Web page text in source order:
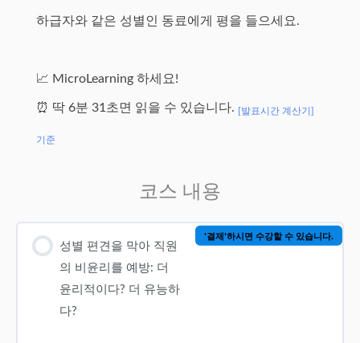
하급자와 같은 성별인 동료에게 평을 들으세요.
📈 MicroLearning 하세요!
⏰ 딱 6분 31초면 읽을 수 있습니다. [발표시간 계산기]
기준
코스 내용
성별 편견을 막아 직원
의 비윤리를 예방: 더
윤리적이다? 더 유능하
다?
'결제'하시면 수강할 수 있습니다.